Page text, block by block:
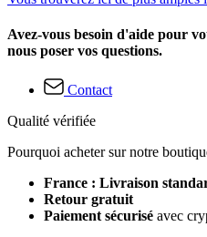
Avez-vous besoin d'aide pour
nous poser vos questions.
Contact
Qualité vérifiée
Pourquoi acheter sur notre
France : Livraison
Retour gratuit
Paiement sécurisé avec